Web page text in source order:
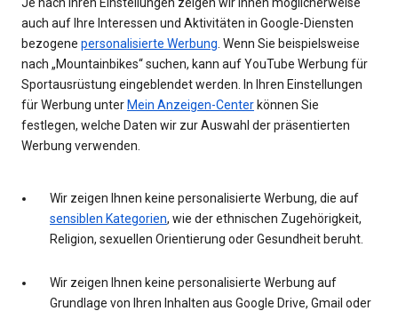
auch auf Ihre Interessen und Aktivitäten in Google-Diensten
bezogene personalisierte Werbung . Wenn Sie beispielsweise
nach „Mountainbikes“ suchen, kann auf YouTube Werbung für
Sportausrüstung eingeblendet werden. In Ihren Einstellungen
für Werbung unterMein Anzeigen-Centerkönnen Sie
festlegen, welche Daten wir zur Auswahl der präsentierten
Werbung verwenden.
Wir zeigen Ihnen keine personalisierte Werbung, die auf
sensiblen Kategorien, wie der ethnischen Zugehörigkeit,
Religion, sexuellen Orientierung oder Gesundheit beruht.
Wir zeigen Ihnen keine personalisierte Werbung auf
Grundlage von Ihren Inhalten aus Google Drive, Gmail oder